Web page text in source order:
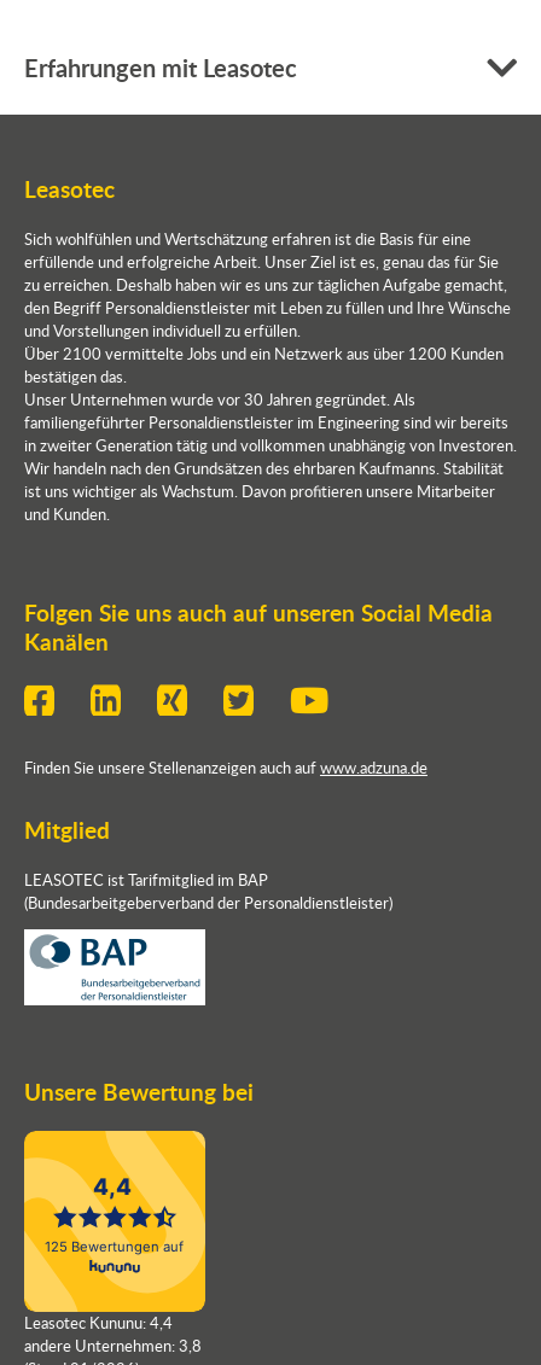
Erfahrungen mit Leasotec
Leasotec
Sich wohlfühlen und Wertschätzung erfahren ist die Basis für eine
erfüllende und erfolgreiche Arbeit. Unser Ziel ist es, genau das für Sie
zu erreichen. Deshalb haben wir es uns zur täglichen Aufgabe gemacht,
den Begriff Personaldienstleister mit Leben zu füllen und Ihre Wünsche
und Vorstellungen individuell zu erfüllen.
Über 2100 vermittelte Jobs und ein Netzwerk aus über 1200 Kunden
bestätigen das.
Unser Unternehmen wurde vor 30 Jahren gegründet. Als
familiengeführter Personaldienstleister im Engineering sind wir bereits
in zweiter Generation tätig und vollkommen unabhängig von Investoren.
Wir handeln nach den Grundsätzen des ehrbaren Kaufmanns. Stabilität
ist uns wichtiger als Wachstum. Davon profitieren unsere Mitarbeiter
und Kunden.
Folgen Sie uns auch auf unseren Social Media
Kanälen
Finden Sie unsere Stellenanzeigen auch aufwww.adzuna.de
Mitglied
LEASOTEC ist Tarifmitglied im BAP
(Bundesarbeitgeberverband der Personaldienstleister)
Unsere Bewertung bei
Leasotec Kununu: 4,4
andere Unternehmen: 3,8